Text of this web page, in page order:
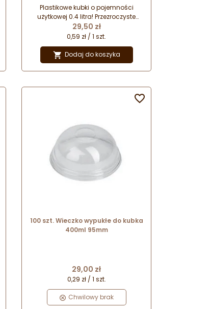
x wys. 129 mm
Plastikowe kubki o pojemności
użytkowej 0.4 litra! Przezroczyste
kubki jednorazowego użytku do
serwowania bezalkoholowych,
zimnych napojów. Wykonane z
tworzywa pochodzącego z
recyklingu. Kubki sprzedawane są
bez pokrywki!
Cena
29,50 zł
0,59 zł / 1 szt.
 Dodaj do koszyka
100 szt. Wieczko wypukłe do kubka
400ml 95mm
Cena
29,00 zł
0,29 zł / 1 szt.
Chwilowy brak
